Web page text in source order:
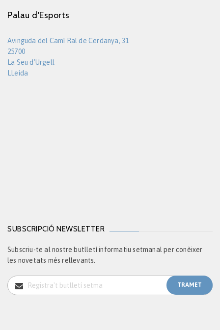
Palau d'Esports
Avinguda del Camí Ral de Cerdanya, 31
25700
La Seu d'Urgell
LLeida
SUBSCRIPCIÓ NEWSLETTER
Subscriu-te al nostre butlletí informatiu setmanal per conèixer
les novetats més rellevants.